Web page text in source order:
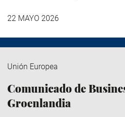
22 MAYO 2026
Unión Europea
Comunicado de
Groenlandia